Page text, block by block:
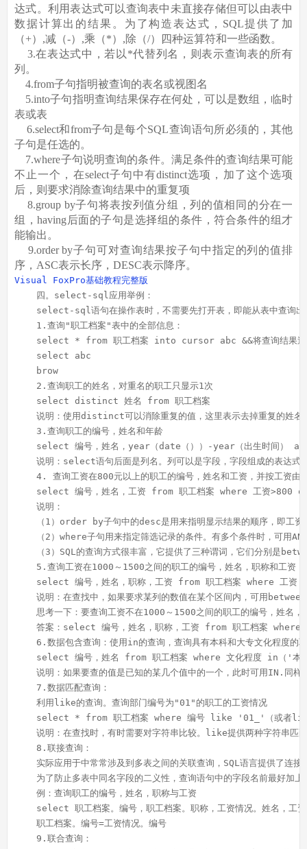
达式。利用表达式可以查询表中未直接存储但可以由表中
数据计算出的结果。为了构造表达式，SQL提供了加
（+）,减（-）,乘（*）,除（/）四种运算符和一些函数。
3.在表达式中，若以*代替列名，则表示查询表的所有
列。
4.from子句指明被查询的表名或视图名
5.into子句指明查询结果保存在何处，可以是数组，临时
表或表
6.select和from子句是每个SQL查询语句所必须的，其他
子句是任选的。
7.where子句说明查询的条件。满足条件的查询结果可能
不止一个，在select子句中有distinct选项，加了这个选项
后，则要求消除查询结果中的重复项
8.group by子句将表按列值分组，列的值相同的分在一
组，having后面的子句是选择组的条件，符合条件的组才
能输出。
9.order by子句可对查询结果按子句中指定的列的值排
序，ASC表示长序，DESC表示降序。
Visual FoxPro基础教程完整版
四。select-sql应用举例：
select-sql语句在操作表时，不需要先打开表，即能从表中查询出数
1.查询"职工档案"表中的全部信息：
select * from 职工档案 into cursor abc &&将查询结果送入
select abc
brow
2.查询职工的姓名，对重名的职工只显示1次
select distinct 姓名 from 职工档案
说明：使用distinct可以消除重复的值，这里表示去掉重复的姓名
3.查询职工的编号，姓名和年龄
select 编号，姓名，year（date（））-year（出生时间） as
说明：select语句后面是列名。列可以是字段，字段组成的表达式
4. 查询工资在800元以上的职工的编号，姓名和工资，并按工资由
select 编号，姓名，工资 from 职工档案 where 工资>800
说明：
（1）order by子句中的desc是用来指明显示结果的顺序，即工资由
（2）where子句用来指定筛选记录的条件。有多个条件时，可用AND
（3）SQL的查询方式很丰富，它提供了三种谓词，它们分别是
5.查询工资在1000～1500之间的职工的编号，姓名，职称和工资
select 编号，姓名，职称，工资 from 职工档案 where 工资
说明：在查找中，如果要求某列的数值在某个区间内，可用
思考一下：要查询工资不在1000～1500之间的职工的编号，姓名，
答案：select 编号，姓名，职称，工资 from 职工档案
6.数据包含查询：使用in的查询，查询具有本科和大专文化程度的职
select 编号，姓名 from 职工档案 where 文化程度 in（'本
说明：如果要查的值是已知的某几个值中的一个，此时可用IN.同
7.数据匹配查询：
利用like的查询。查询部门编号为"01"的职工的工资情况
select * from 职工档案 where 编号 like '01_'（或者
说明：在查找时，有时需要对字符串比较。like提供两种字符串匹配
8.联接查询：
实际应用于中常常涉及到多表之间的关联查询，SQL语言提供了连接
为了防止多表中同名字段的二义性，查询语句中的字段名前最好加上
例：查询职工的编号，姓名，职称与工资
select 职工档案。编号，职工档案。职称，工资情况。姓名，工
职工档案。编号=工资情况。编号
9.联合查询：